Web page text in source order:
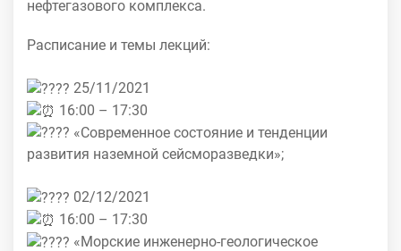
нефтегазового комплекса.
Расписание и темы лекций:
25/11/2021
16:00 – 17:30
«Современное состояние и тенденции
развития наземной сейсморазведки»;
02/12/2021
16:00 – 17:30
«Морские инженерно-геологическое